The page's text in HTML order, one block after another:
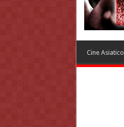
Cine Asiatico